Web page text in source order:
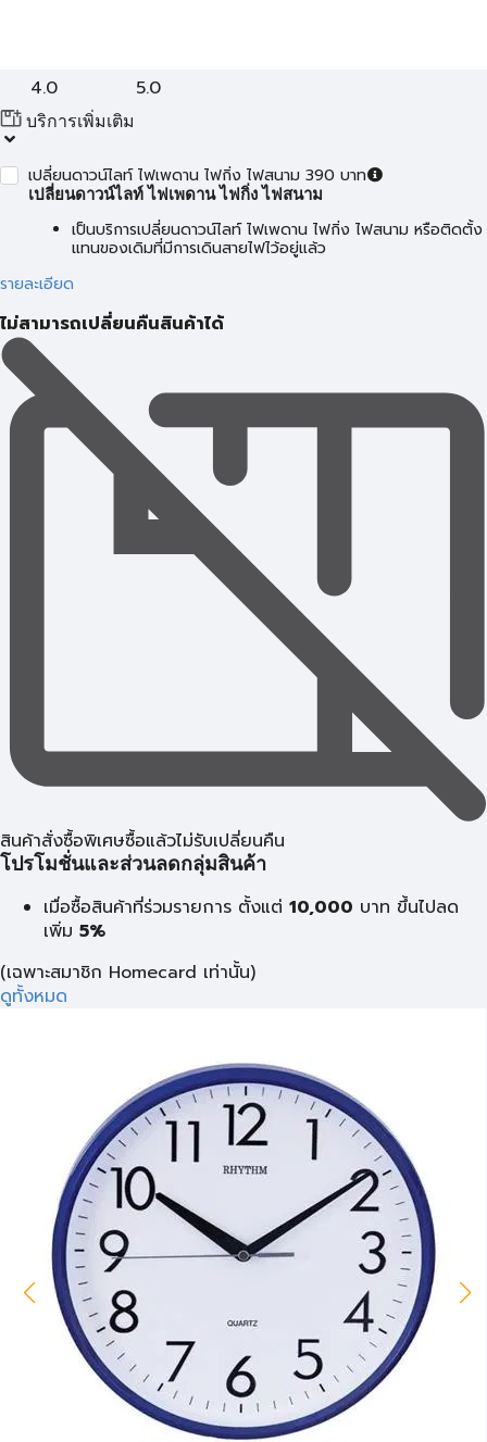
4.0 5.0
บริการเพิ่มเติม
เปลี่ยนดาวน์ไลท์ ไฟเพดาน ไฟกิ่ง ไฟสนาม 390 บาท
เปลี่ยนดาวน์ไลท์ ไฟเพดาน ไฟกิ่ง ไฟสนาม
เป็นบริการเปลี่ยนดาวน์ไลท์ ไฟเพดาน ไฟกิ่ง ไฟสนาม หรือติดตั้ง
แทนของเดิมที่มีการเดินสายไฟไว้อยู่แล้ว
รายละเอียด
ไม่สามารถเปลี่ยนคืนสินค้าได้
สินค้าสั่งซื้อพิเศษซื้อแล้วไม่รับเปลี่ยนคืน
โปรโมชั่นและส่วนลดกลุ่มสินค้า
เมื่อซื้อสินค้าที่ร่วมรายการ ตั้งแต่ 10,000 บาท ขึ้นไปลด
เพิ่ม 5%
(เฉพาะสมาชิก Homecard เท่านั้น)
ดูทั้งหมด